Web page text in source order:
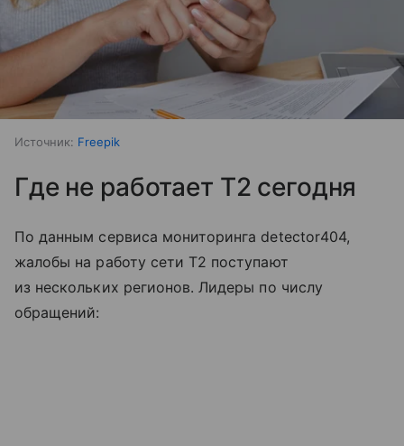
Источник: Freepik
Где не работает T2 сегодня
По данным сервиса мониторинга detector404,
жалобы на работу сети T2 поступают
из нескольких регионов. Лидеры по числу
обращений: